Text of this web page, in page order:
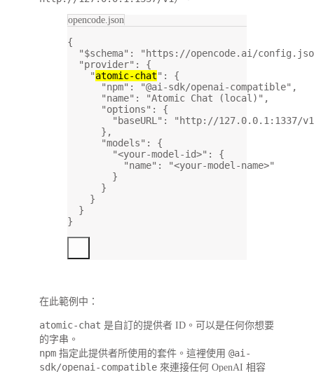
opencode.json
{
"$schema" :
"https://opencode.ai/
"provider" : {
"atomic-chat" : {
"npm" : "@ai-sdk/openai-compatible" ,
"name" : "Atomic Chat (local)" ,
"options" : {
"baseURL" :
"http://127.0.0.1:1337/
},
"models" : {
"<your-model-id>" : {
"name" :
"<your-model-name>"
}
}
}
}
}
在此範例中：
atomic-chat 是自訂的提供者 ID。可以是任何你想要
的字串。
npm 指定此提供者所使用的套件。這裡使用 @ai-
sdk/openai-compatible 來連接任何 OpenAI 相容